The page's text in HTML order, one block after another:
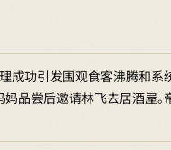
成功引发围观食客沸腾和系
妈品尝后邀请林飞去居酒屋